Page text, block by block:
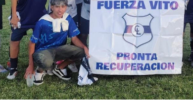
Número de teléfono